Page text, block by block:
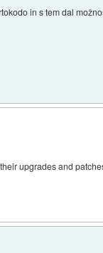
in s tem dal
upgrades and